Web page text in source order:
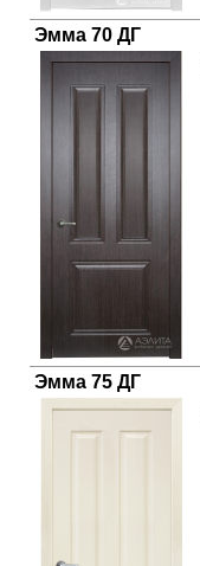
Эмма 70 ДГ
Эмма 75 ДГ